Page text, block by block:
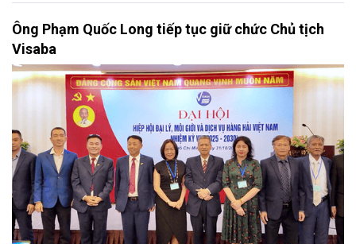
Ông Phạm Quốc Long tiếp tục giữ chức Chủ tịch
Visaba